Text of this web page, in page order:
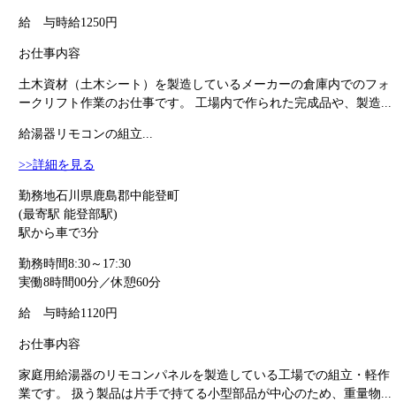
給 与時給1250円
お仕事内容
土木資材（土木シート）を製造しているメーカーの倉庫内でのフォ
ークリフト作業のお仕事です。 工場内で作られた完成品や、製造...
給湯器リモコンの組立...
>>詳細を見る
勤務地石川県鹿島郡中能登町
(最寄駅 能登部駅)
駅から車で3分
勤務時間8:30～17:30
実働8時間00分／休憩60分
給 与時給1120円
お仕事内容
家庭用給湯器のリモコンパネルを製造している工場での組立・軽作
業です。 扱う製品は片手で持てる小型部品が中心のため、重量物...